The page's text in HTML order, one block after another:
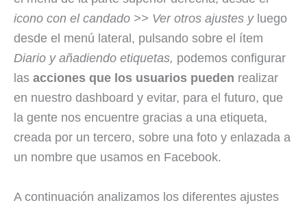
icono con el candado >> Ver otros ajustes yluego
desde el menú lateral, pulsando sobre el ítem
Diario y añadiendo etiquetas, podemos configurar
las acciones que los usuarios pueden realizar
en nuestro dashboard y evitar, para el futuro, que
la gente nos encuentre gracias a una etiqueta,
creada por un tercero, sobre una foto y enlazada a
un nombre que usamos en Facebook.
A continuación analizamos los diferentes ajustes